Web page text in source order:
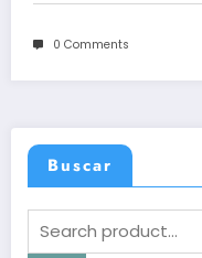
0 Comments
Buscar